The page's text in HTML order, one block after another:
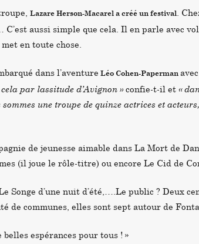
Lazare Herson-Macarel a créé un festival .
aussi simple que cela. Il en parle avec
en toute chose.
dans l’aventure Léo Cohen-Paperman
par lassitude d’Avignon »confie-t-il et «
une troupe de quinze actrices et
de jeunesse aimable dans La Mort de
(il joue le rôle-titre) ou encore Le Cid de
d’une nuit d’été,….Le public ? Deux
de communes, elles sont sept autour de
espérances pour tous ! »